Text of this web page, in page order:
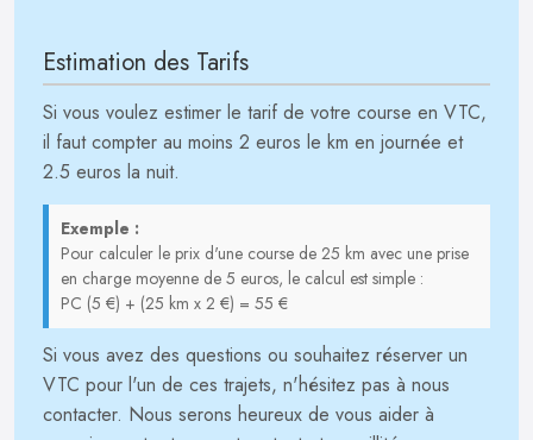
Estimation des Tarifs
Si vous voulez estimer le tarif de votre course en VTC,
il faut compter au moins 2 euros le km en journée et
2.5 euros la nuit.
Exemple :
Pour calculer le prix d'une course de 25 km avec une prise
en charge moyenne de 5 euros, le calcul est simple :
PC (5 €) + (25 km x 2 €) = 55 €
Si vous avez des questions ou souhaitez réserver un
VTC pour l'un de ces trajets, n'hésitez pas à nous
contacter. Nous serons heureux de vous aider à